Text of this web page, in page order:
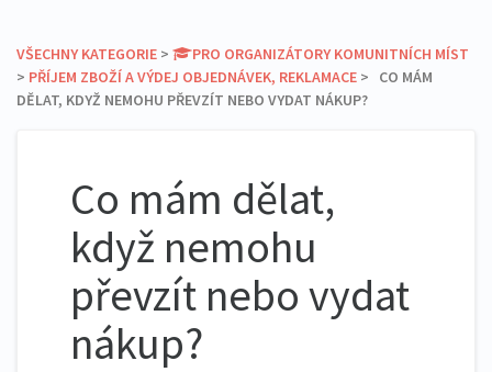
VŠECHNY KATEGORIE ​ > ​ ​PRO ORGANIZÁTORY KOMUNITNÍCH MÍST
> ​ ​PŘÍJEM ZBOŽÍ A VÝDEJ OBJEDNÁVEK, REKLAMACE ​ > ​ CO MÁM
DĚLAT, KDYŽ NEMOHU PŘEVZÍT NEBO VYDAT NÁKUP?
Co mám dělat,
když nemohu
převzít nebo vydat
nákup?